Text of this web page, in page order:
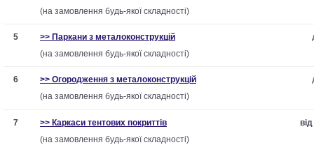
(на замовлення будь-якої складності)
5
>> Паркани з металоконструкцій
(на замовлення будь-якої складності)
6
>> Огородження з металоконструкцій
(на замовлення будь-якої складності)
7
>> Каркаси тентових покриттів
(на замовлення будь-якої складності)